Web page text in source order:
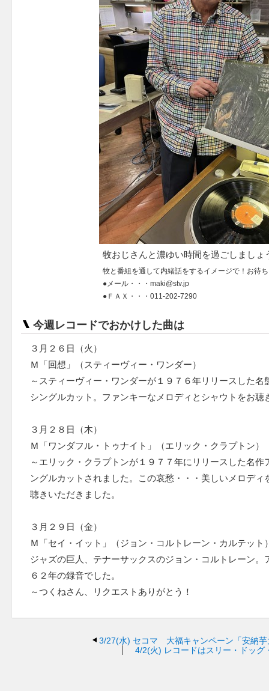
牧おじさんと濃ゆい時間を過ごしましょ
牧と番組を通して内緒話をするイメージで！お待
●メール・・・maki@stv.jp
●ＦＡＸ・・・011-202-7290
今週レコードでおかけした曲は
３月２６日（火）
Ｍ「回想」（スティーヴィー・ワンダー）
～スティーヴィー・ワンダーが１９７６年リリースした
シングルカット。ファンキーなメロディとシャウトをお聴
３月２８日（木）
Ｍ「ワンダフル・トゥナイト」（エリック・クラプトン）
～エリック・クラプトンが１９７７年にリリースした名
ングルカットされました。この哀愁・・・美しいメロデ
聴きいただきました。
３月２９日（金）
Ｍ「セイ・イット」（ジョン・コルトレーン・カルテット
ジャズの巨人、テナーサックスのジョン・コルトレーン
６２年の録音でした。
～つくねさん、リクエストありがとう！
3/27(水) セコマ 大福キャンペーン「安納芋
4/2(火) レコードはスリー・ドッグ